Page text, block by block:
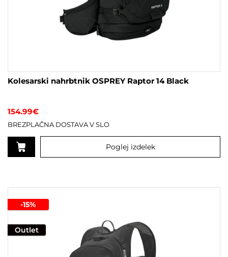
Kolesarski nahrbtnik OSPREY Raptor 14 Black
154.99€
BREZPLAČNA DOSTAVA V SLO
Poglej izdelek
-15%
Outlet